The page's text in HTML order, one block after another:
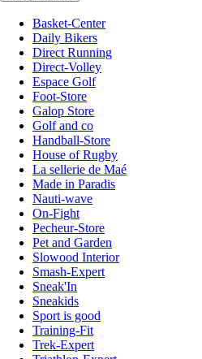
Basket-Center
Daily Bikers
Direct Running
Direct-Volley
Espace Golf
Foot-Store
Galop Store
Golf and co
Handball-Store
House of Rugby
La sellerie de Maé
Made in Paradis
Nauti-wave
On-Fight
Pecheur-Store
Pet and Garden
Slowood Interior
Smash-Expert
Sneak'In
Sneakids
Sport is good
Training-Fit
Trek-Expert